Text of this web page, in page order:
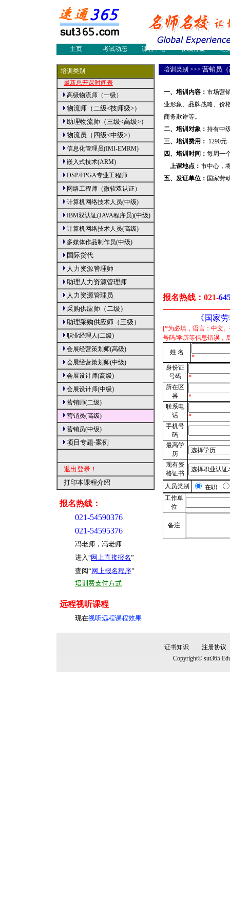
物流案例
物流人才
职业
物流员培训
多媒体制作
国
采购认证培训
国际
主页
考试动态 课程中心 在线答疑 论
培训类别
最新总开课时间表
高级物流师（一级）
物流师（二级<技师级>）
助理物流师（三级<高级>）
物流员（四级<中级>）
信息化管理员(IMI-EMRM)
嵌入式技术(ARM)
DSP/FPGA专业工程师
网络工程师（微软双认证）
计算机网络技术人员(中级)
IBM双认证(JAVA程序员)(中级)
计算机网络技术人员(高级)
多媒体作品制作员(中级)
国际货代
人力资源管理师
助理人力资源管理师
人力资源管理员
采购供应师（二级）
助理采购供应师（三级）
职业经理人(二级)
会展经营策划师(高级)
会展经营策划师(中级)
会展设计师(高级)
会展设计师(中级)
营销师(二级)
营销员(高级)
营销员(中级)
项目专题-案例
退出登录 ！
打印本课程介绍
报名热线：
021-54590376
021-54595376
冯老师，冯老师
进入“网上直接报名”
查阅“网上报名程序”
培训费支付方式
远程视听课程
现在视听远程课程效果
培训 类别 >>> 营销员
一、培训内容： 市场营
业形象、品牌战略、价
商务欺诈等。
二、培训对象： 持有中
三、培训费用： 1290元
四、培训时间： 每周一
上课地点： 市中心，
五、发证单位： 国家劳
报名热线： 021-
《国家
[*为必填，语言：中文
号码/学历等信息错误，
姓 名
*
身份证
号码
*
所在区
县
*
联系电
话
*
手机号
码
最高学
历
现有资
格证书
人员类别
在职
工作单
位
备注
证书知识
注册协议
Copyright© sut365